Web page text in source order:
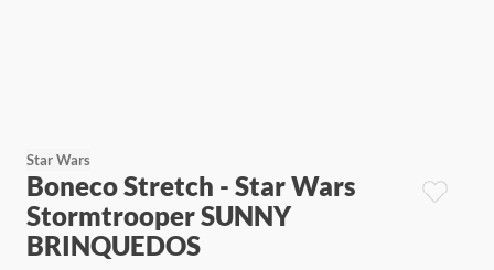
Star Wars
Boneco Stretch - Star Wars
Stormtrooper SUNNY
BRINQUEDOS